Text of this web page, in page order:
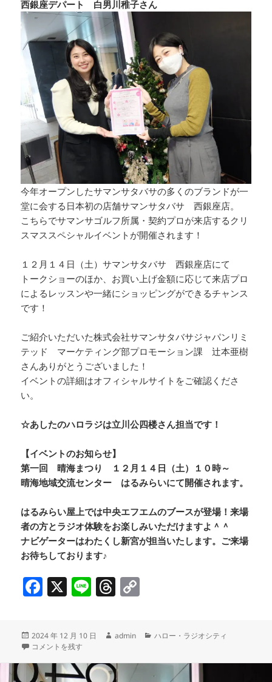
西銀座デパート 白男川稚子さん
今年オープンしたサマンサタバサの多くのブランドが一
堂に会する日本初の店舗サマンサタバサ 西銀座店。
こちらでサマンサゴルフ所属・契約プロが来店するクリ
スマススペシャルイベントが開催されます！
１２月１４日（土）サマンサタバサ 西銀座店にて
トークショーのほか、お買い上げ金額に応じて来店プロ
によるレッスンや一緒にショッピングができるチャンス
です！
ご紹介いただいた株式会社サマンサタバサジャパンリミ
テッド マーケティング部プロモーション課 辻本亜樹
さんありがとうございました！
イベントの詳細はオフィシャルサイトをご確認くださ
い。
☆あしたのハロラジは立川公四楼さん担当です！
【イベントのお知らせ】
第一回 晴海まつり １２月１４日（土）１０時～
晴海地域交流センター はるみらいにて開催されます。
はるみらい屋上では中央エフエムのブースが登場！来場
者の方とラジオ体験をお楽しみいただけますよ＾＾
ナビゲーターはわたくし新宮が担当いたします。ご来場
お待ちしております♪
F
c
e
b
X Li
e
T
a
d
y
Li
投
稿
2024 年 12 月 10 日
作
admin
カ
ー
ハロー・ラジオシティ
堀留町児童館 井上館長／サマンサタバサのスペシャルなゴルフイベン
コメントを残す